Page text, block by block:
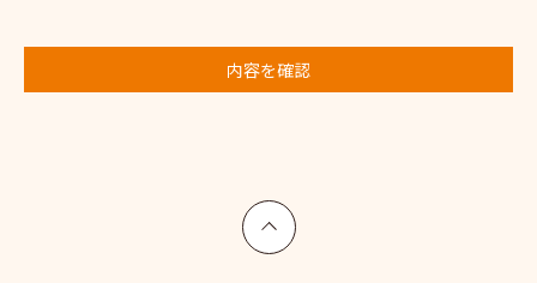
内容を確認
上へ戻る